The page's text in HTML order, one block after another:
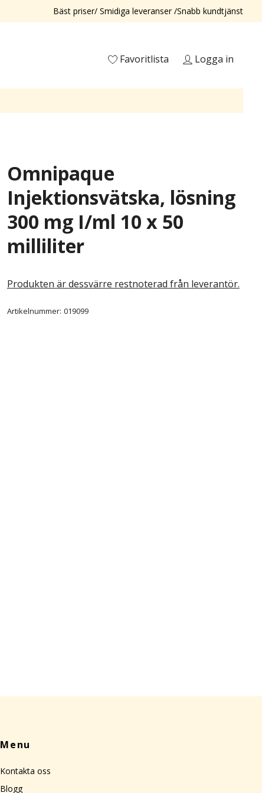
Bäst priser/ Smidiga leveranser /Snabb kundtjänst
Favoritlista Logga in
Omnipaque
Injektionsvätska, lösning
300 mg I/ml 10 x 50
milliliter
Produkten är dessvärre restnoterad från leverantör.
Artikelnummer: 019099
Menu
Kontakta oss
Blogg